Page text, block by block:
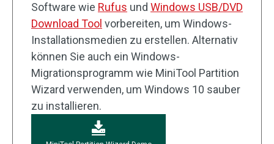
Software wie Rufus und Windows USB/DVD
Download Tool vorbereiten, um Windows-
Installationsmedien zu erstellen. Alternativ
können Sie auch ein Windows-
Migrationsprogramm wie MiniTool Partition
Wizard verwenden, um Windows 10 sauber
zu installieren.